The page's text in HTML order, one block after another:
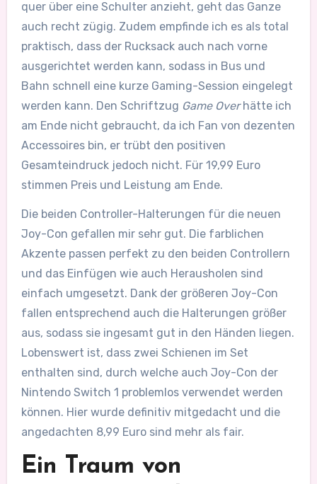
quer über eine Schulter anzieht, geht das Ganze
auch recht zügig. Zudem empfinde ich es als total
praktisch, dass der Rucksack auch nach vorne
ausgerichtet werden kann, sodass in Bus und
Bahn schnell eine kurze Gaming-Session eingelegt
werden kann. Den Schriftzug Game Overhätte ich
am Ende nicht gebraucht, da ich Fan von dezenten
Accessoires bin, er trübt den positiven
Gesamteindruck jedoch nicht. Für 19,99 Euro
stimmen Preis und Leistung am Ende.
Die beiden Controller-Halterungen für die neuen
Joy-Con gefallen mir sehr gut. Die farblichen
Akzente passen perfekt zu den beiden Controllern
und das Einfügen wie auch Herausholen sind
einfach umgesetzt. Dank der größeren Joy-Con
fallen entsprechend auch die Halterungen größer
aus, sodass sie ingesamt gut in den Händen liegen.
Lobenswert ist, dass zwei Schienen im Set
enthalten sind, durch welche auch Joy-Con der
Nintendo Switch 1 problemlos verwendet werden
können. Hier wurde definitiv mitgedacht und die
angedachten 8,99 Euro sind mehr als fair.
Ein Traum von